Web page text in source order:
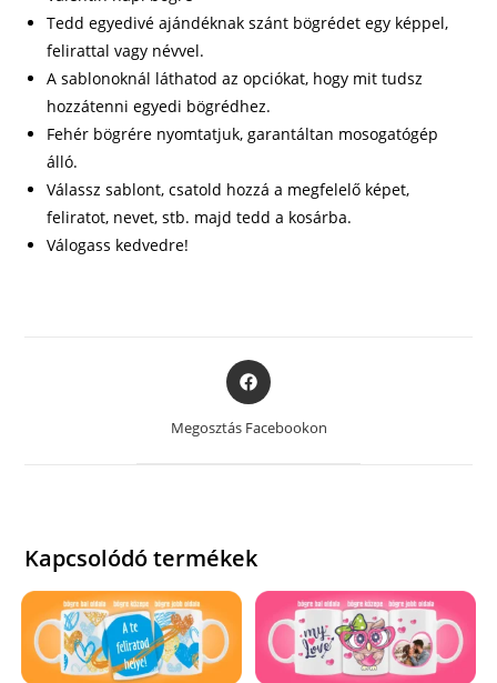
Tedd egyedivé ajándéknak szánt bögrédet egy képpel,
felirattal vagy névvel.
A sablonoknál láthatod az opciókat, hogy mit tudsz
hozzátenni egyedi bögrédhez.
Fehér bögrére nyomtatjuk, garantáltan mosogatógép
álló.
Válassz sablont, csatold hozzá a megfelelő képet,
feliratot, nevet, stb. majd tedd a kosárba.
Válogass kedvedre!
Opens
in
a
new
Megosztás Facebookon
Kapcsolódó termékek